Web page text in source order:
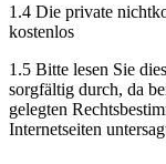
1.4 Die private
kostenlos
1.5 Bitte lesen Sie
sorgfältig durch, da
gelegten
Internetseiten